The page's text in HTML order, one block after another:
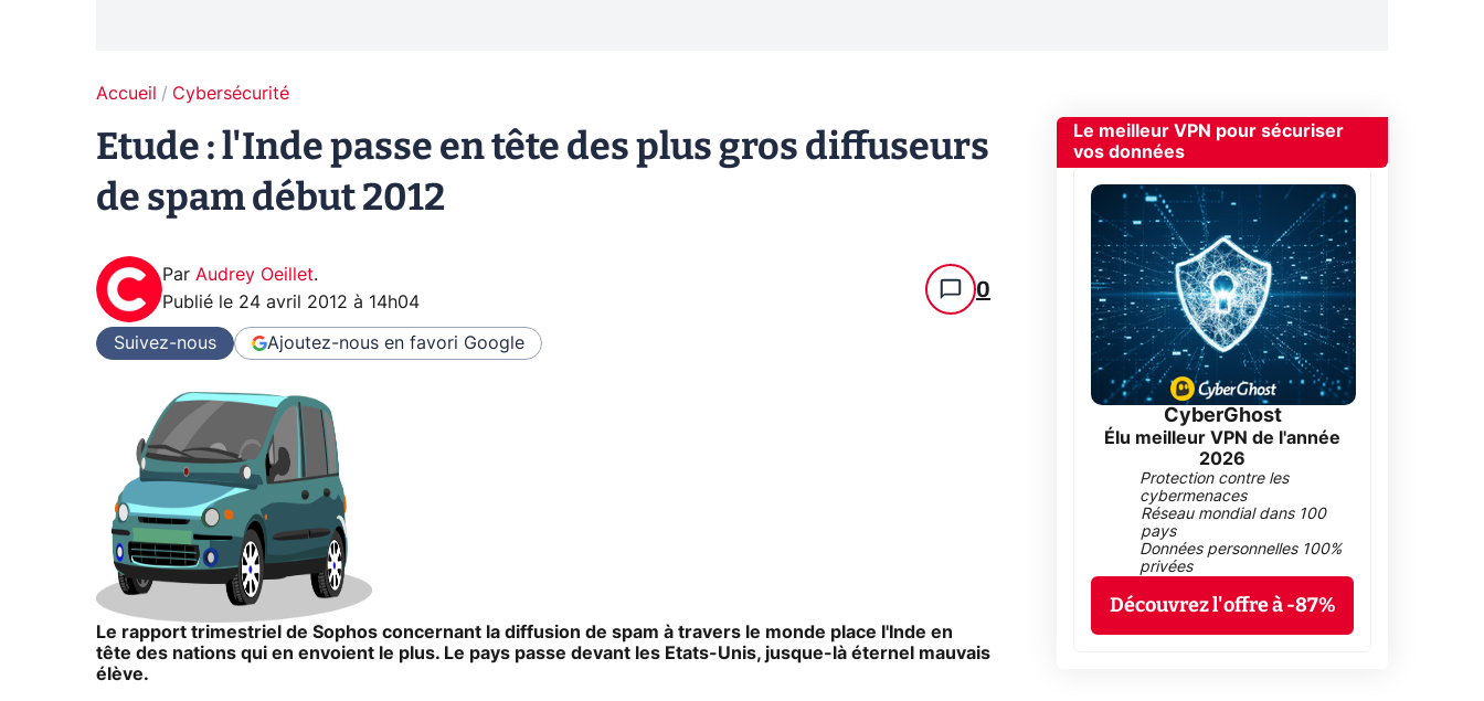
Accueil Cybersécurité
Etude : l'Inde passe en tête des plus gros diffuseurs
de spam début 2012
Par Audrey Oeillet.
Publié le 24 avril 2012 à 14h04 0
Suivez-nous Ajoutez-nous en favori Google
Le rapport trimestriel de Sophos concernant la diffusion de spam à travers le monde place l'Inde en
tête des nations qui en envoient le plus. Le pays passe devant les Etats-Unis, jusque-là éternel mauvais
élève.
Le meilleur VPN pour sécuriser
vos données
CyberGhost
Élu meilleur VPN de l'année
2026
Protection contre les
cybermenaces
Réseau mondial dans 100
pays
Données personnelles 100%
privées
Découvrez l'offre à -87%